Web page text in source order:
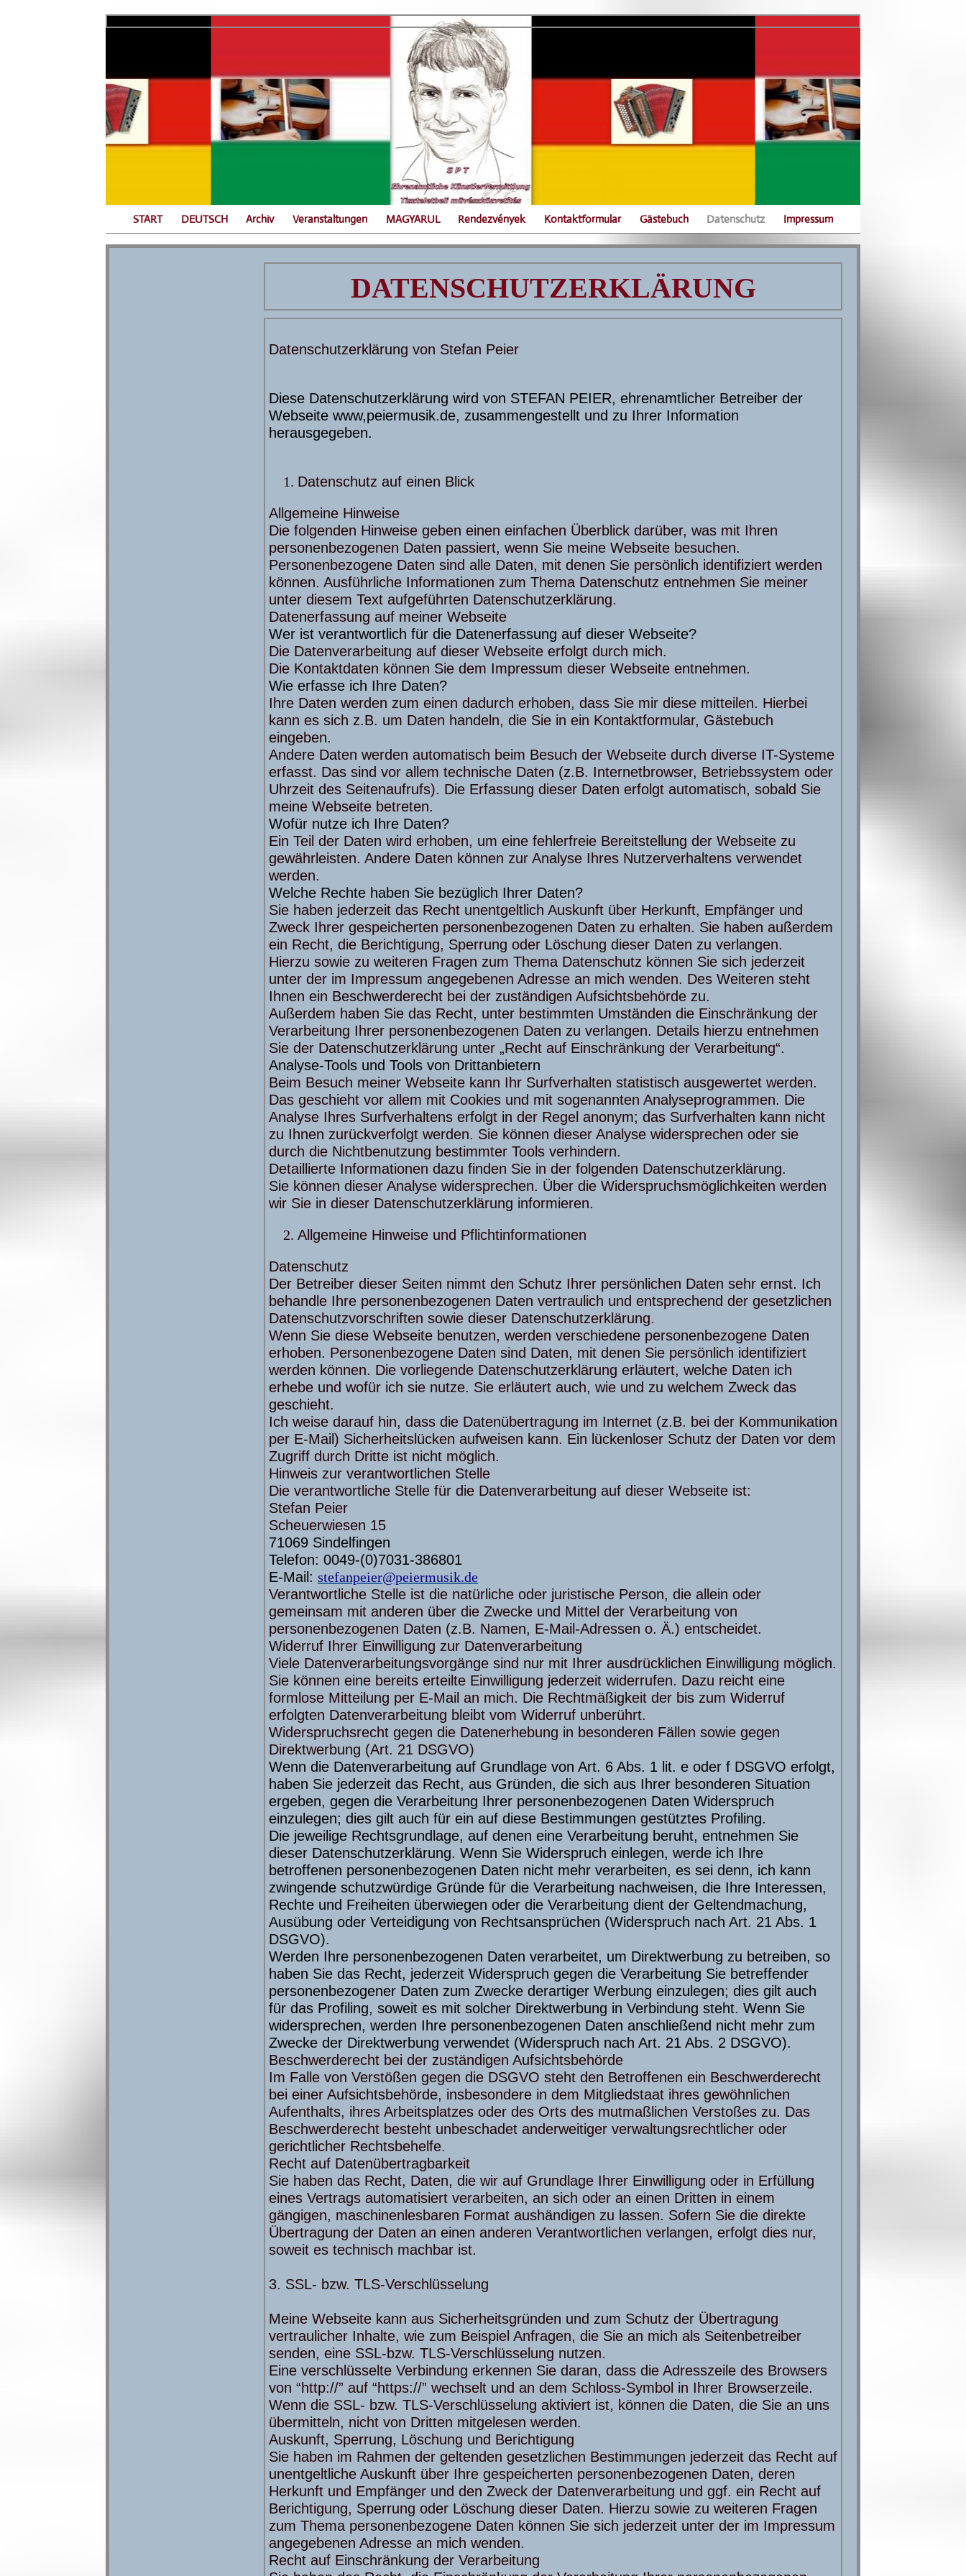
START DEUTSCH Archiv Veranstaltungen MAGYARUL Rendezvények Kontaktformular Gästebuch Datenschutz Impressum
DATENSCHUTZERKLÄRUNG
Datenschutzerklärung von Stefan Peier
Diese Datenschutzerklärung wird von STEFAN PEIER, ehrenamtlicher Betreiber der
Webseite www,peiermusik.de, zusammengestellt und zu Ihrer Information
herausgegeben.
Datenschutz auf einen Blick
Allgemeine Hinweise
Die folgenden Hinweise geben einen einfachen Überblick darüber, was mit Ihren
personenbezogenen Daten passiert, wenn Sie meine Webseite besuchen.
Personenbezogene Daten sind alle Daten, mit denen Sie persönlich identifiziert werden
können. Ausführliche Informationen zum Thema Datenschutz entnehmen Sie meiner
unter diesem Text aufgeführten Datenschutzerklärung.
Datenerfassung auf meiner Webseite
Wer ist verantwortlich für die Datenerfassung auf dieser Webseite?
Die Datenverarbeitung auf dieser Webseite erfolgt durch mich.
Die Kontaktdaten können Sie dem Impressum dieser Webseite entnehmen.
Wie erfasse ich Ihre Daten?
Ihre Daten werden zum einen dadurch erhoben, dass Sie mir diese mitteilen. Hierbei
kann es sich z.B. um Daten handeln, die Sie in ein Kontaktformular, Gästebuch
eingeben.
Andere Daten werden automatisch beim Besuch der Webseite durch diverse IT-Systeme
erfasst. Das sind vor allem technische Daten (z.B. Internetbrowser, Betriebssystem oder
Uhrzeit des Seitenaufrufs). Die Erfassung dieser Daten erfolgt automatisch, sobald Sie
meine Webseite betreten.
Wofür nutze ich Ihre Daten?
Ein Teil der Daten wird erhoben, um eine fehlerfreie Bereitstellung der Webseite zu
gewährleisten. Andere Daten können zur Analyse Ihres Nutzerverhaltens verwendet
werden.
Welche Rechte haben Sie bezüglich Ihrer Daten?
Sie haben jederzeit das Recht unentgeltlich Auskunft über Herkunft, Empfänger und
Zweck Ihrer gespeicherten personenbezogenen Daten zu erhalten. Sie haben außerdem
ein Recht, die Berichtigung, Sperrung oder Löschung dieser Daten zu verlangen.
Hierzu sowie zu weiteren Fragen zum Thema Datenschutz können Sie sich jederzeit
unter der im Impressum angegebenen Adresse an mich wenden. Des Weiteren steht
Ihnen ein Beschwerderecht bei der zuständigen Aufsichtsbehörde zu.
Außerdem haben Sie das Recht, unter bestimmten Umständen die Einschränkung der
Verarbeitung Ihrer personenbezogenen Daten zu verlangen. Details hierzu entnehmen
Sie der Datenschutzerklärung unter „Recht auf Einschränkung der Verarbeitung“.
Analyse-Tools und Tools von Drittanbietern
Beim Besuch meiner Webseite kann Ihr Surfverhalten statistisch ausgewertet werden.
Das geschieht vor allem mit Cookies und mit sogenannten Analyseprogrammen. Die
Analyse Ihres Surfverhaltens erfolgt in der Regel anonym; das Surfverhalten kann nicht
zu Ihnen zurückverfolgt werden. Sie können dieser Analyse widersprechen oder sie
durch die Nichtbenutzung bestimmter Tools verhindern.
Detaillierte Informationen dazu finden Sie in der folgenden Datenschutzerklärung.
Sie können dieser Analyse widersprechen. Über die Widerspruchsmöglichkeiten werden
wir Sie in dieser Datenschutzerklärung informieren.
Allgemeine Hinweise und Pflichtinformationen
Datenschutz
Der Betreiber dieser Seiten nimmt den Schutz Ihrer persönlichen Daten sehr ernst. Ich
behandle Ihre personenbezogenen Daten vertraulich und entsprechend der gesetzlichen
Datenschutzvorschriften sowie dieser Datenschutzerklärung.
Wenn Sie diese Webseite benutzen, werden verschiedene personenbezogene Daten
erhoben. Personenbezogene Daten sind Daten, mit denen Sie persönlich identifiziert
werden können. Die vorliegende Datenschutzerklärung erläutert, welche Daten ich
erhebe und wofür ich sie nutze. Sie erläutert auch, wie und zu welchem Zweck das
geschieht.
Ich weise darauf hin, dass die Datenübertragung im Internet (z.B. bei der Kommunikation
per E-Mail) Sicherheitslücken aufweisen kann. Ein lückenloser Schutz der Daten vor dem
Zugriff durch Dritte ist nicht möglich.
Hinweis zur verantwortlichen Stelle
Die verantwortliche Stelle für die Datenverarbeitung auf dieser Webseite ist:
Stefan Peier
Scheuerwiesen 15
71069 Sindelfingen
Telefon: 0049-(0)7031-386801
E-Mail: stefanpeier@peiermusik.de
Verantwortliche Stelle ist die natürliche oder juristische Person, die allein oder
gemeinsam mit anderen über die Zwecke und Mittel der Verarbeitung von
personenbezogenen Daten (z.B. Namen, E-Mail-Adressen o. Ä.) entscheidet.
Widerruf Ihrer Einwilligung zur Datenverarbeitung
Viele Datenverarbeitungsvorgänge sind nur mit Ihrer ausdrücklichen Einwilligung möglich.
Sie können eine bereits erteilte Einwilligung jederzeit widerrufen. Dazu reicht eine
formlose Mitteilung per E-Mail an mich. Die Rechtmäßigkeit der bis zum Widerruf
erfolgten Datenverarbeitung bleibt vom Widerruf unberührt.
Widerspruchsrecht gegen die Datenerhebung in besonderen Fällen sowie gegen
Direktwerbung (Art. 21 DSGVO)
Wenn die Datenverarbeitung auf Grundlage von Art. 6 Abs. 1 lit. e oder f DSGVO erfolgt,
haben Sie jederzeit das Recht, aus Gründen, die sich aus Ihrer besonderen Situation
ergeben, gegen die Verarbeitung Ihrer personenbezogenen Daten Widerspruch
einzulegen; dies gilt auch für ein auf diese Bestimmungen gestütztes Profiling.
Die jeweilige Rechtsgrundlage, auf denen eine Verarbeitung beruht, entnehmen Sie
dieser Datenschutzerklärung. Wenn Sie Widerspruch einlegen, werde ich Ihre
betroffenen personenbezogenen Daten nicht mehr verarbeiten, es sei denn, ich kann
zwingende schutzwürdige Gründe für die Verarbeitung nachweisen, die Ihre Interessen,
Rechte und Freiheiten überwiegen oder die Verarbeitung dient der Geltendmachung,
Ausübung oder Verteidigung von Rechtsansprüchen (Widerspruch nach Art. 21 Abs. 1
DSGVO).
Werden Ihre personenbezogenen Daten verarbeitet, um Direktwerbung zu betreiben, so
haben Sie das Recht, jederzeit Widerspruch gegen die Verarbeitung Sie betreffender
personenbezogener Daten zum Zwecke derartiger Werbung einzulegen; dies gilt auch
für das Profiling, soweit es mit solcher Direktwerbung in Verbindung steht. Wenn Sie
widersprechen, werden Ihre personenbezogenen Daten anschließend nicht mehr zum
Zwecke der Direktwerbung verwendet (Widerspruch nach Art. 21 Abs. 2 DSGVO).
Beschwerderecht bei der zuständigen Aufsichtsbehörde
Im Falle von Verstößen gegen die DSGVO steht den Betroffenen ein Beschwerderecht
bei einer Aufsichtsbehörde, insbesondere in dem Mitgliedstaat ihres gewöhnlichen
Aufenthalts, ihres Arbeitsplatzes oder des Orts des mutmaßlichen Verstoßes zu. Das
Beschwerderecht besteht unbeschadet anderweitiger verwaltungsrechtlicher oder
gerichtlicher Rechtsbehelfe.
Recht auf Datenübertragbarkeit
Sie haben das Recht, Daten, die wir auf Grundlage Ihrer Einwilligung oder in Erfüllung
eines Vertrags automatisiert verarbeiten, an sich oder an einen Dritten in einem
gängigen, maschinenlesbaren Format aushändigen zu lassen. Sofern Sie die direkte
Übertragung der Daten an einen anderen Verantwortlichen verlangen, erfolgt dies nur,
soweit es technisch machbar ist.
3. SSL- bzw. TLS-Verschlüsselung
Meine Webseite kann aus Sicherheitsgründen und zum Schutz der Übertragung
vertraulicher Inhalte, wie zum Beispiel Anfragen, die Sie an mich als Seitenbetreiber
senden, eine SSL-bzw. TLS-Verschlüsselung nutzen.
Eine verschlüsselte Verbindung erkennen Sie daran, dass die Adresszeile des Browsers
von “http://” auf “https://” wechselt und an dem Schloss-Symbol in Ihrer Browserzeile.
Wenn die SSL- bzw. TLS-Verschlüsselung aktiviert ist, können die Daten, die Sie an uns
übermitteln, nicht von Dritten mitgelesen werden.
Auskunft, Sperrung, Löschung und Berichtigung
Sie haben im Rahmen der geltenden gesetzlichen Bestimmungen jederzeit das Recht auf
unentgeltliche Auskunft über Ihre gespeicherten personenbezogenen Daten, deren
Herkunft und Empfänger und den Zweck der Datenverarbeitung und ggf. ein Recht auf
Berichtigung, Sperrung oder Löschung dieser Daten. Hierzu sowie zu weiteren Fragen
zum Thema personenbezogene Daten können Sie sich jederzeit unter der im Impressum
angegebenen Adresse an mich wenden.
Recht auf Einschränkung der Verarbeitung